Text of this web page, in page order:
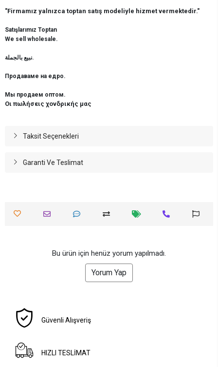
"Firmamız yalnızca toptan satış modeliyle hizmet vermektedir."
Satışlarımız Toptan
We sell wholesale.
نبيع بالجملة.
Продаваме на едро.
Мы продаем оптом.
Οι πωλήσεις χονδρικής μας
Taksit Seçenekleri
Garanti Ve Teslimat
Bu ürün için henüz yorum yapılmadı.
Yorum Yap
Güvenli Alışveriş
HIZLI TESLİMAT